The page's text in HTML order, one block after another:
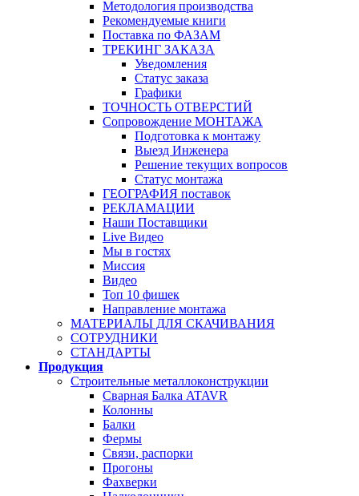
Методология производства
Рекомендуемые книги
Поставка по ФАЗАМ
ТРЕКИНГ ЗАКАЗА
Уведомления
Статус заказа
Графики
ТОЧНОСТЬ ОТВЕРСТИЙ
Сопровождение МОНТАЖА
Подготовка к монтажу
Выезд Инженера
Решение текущих вопросов
Статус монтажа
ГЕОГРАФИЯ поставок
РЕКЛАМАЦИИ
Наши Поставщики
Live Видео
Мы в гостях
Миссия
Видео
Топ 10 фишек
Направление монтажа
МАТЕРИАЛЫ ДЛЯ СКАЧИВАНИЯ
СОТРУДНИКИ
СТАНДАРТЫ
Продукция
Строительные металлоконструкции
Сварная Балка ATAVR
Колонны
Балки
Фермы
Связи, распорки
Прогоны
Фахверки